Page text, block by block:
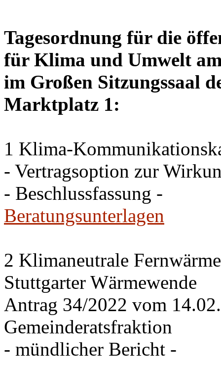
Tagesordnung für die
für Klima und Umwelt
im Großen Sitzungssaal
Marktplatz 1:
1 Klima-
- Vertragsoption zur
- Beschlussfassung -
Beratungsunterlagen
2 Klimaneutrale
Stuttgarter Wärmewende
Antrag 34/2022 vom
Gemeinderatsfraktion
- mündlicher Bericht -